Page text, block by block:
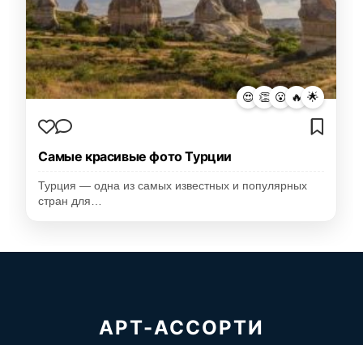
😍 👏 😮 🔥 🌟
Самые красивые фото Турции
Турция — одна из самых известных и популярных
стран для…
АРТ-АССОРТИ